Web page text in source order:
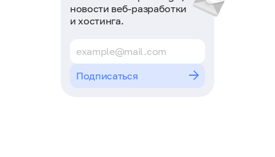
новости веб-разработки
и хостинга.
Подписаться